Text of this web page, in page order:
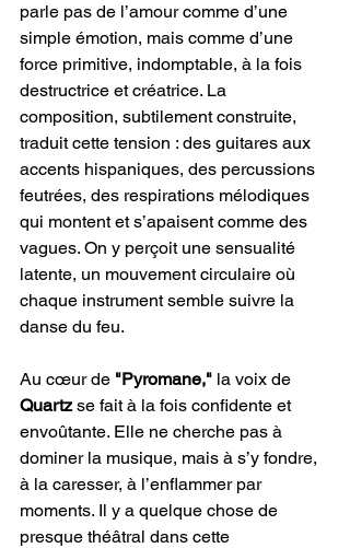
parle pas de l’amour comme d’une
simple émotion, mais comme d’une
force primitive, indomptable, à la fois
destructrice et créatrice. La
composition, subtilement construite,
traduit cette tension : des guitares aux
accents hispaniques, des percussions
feutrées, des respirations mélodiques
qui montent et s’apaisent comme des
vagues. On y perçoit une sensualité
latente, un mouvement circulaire où
chaque instrument semble suivre la
danse du feu.
Au cœur de "Pyromane," la voix de
Quartz se fait à la fois confidente et
envoûtante. Elle ne cherche pas à
dominer la musique, mais à s’y fondre,
à la caresser, à l’enflammer par
moments. Il y a quelque chose de
presque théâtral dans cette